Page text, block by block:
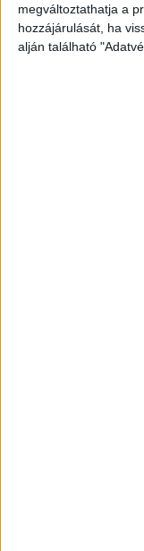
megváltoztathatja a
hozzájárulását, ha
alján található
csak felmutatni.
legfrissebb